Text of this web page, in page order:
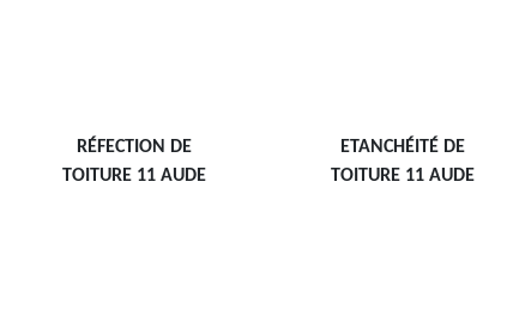
RÉFECTION DE
TOITURE 11 AUDE
ETANCHÉITÉ DE
TOITURE 11 AUDE